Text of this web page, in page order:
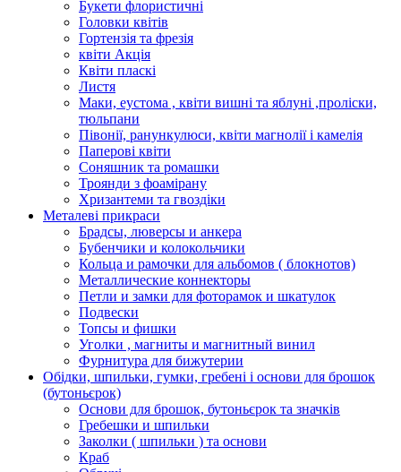
Букети флористичні
Головки квітів
Гортензія та фрезія
квіти Акція
Квіти пласкі
Листя
Маки, еустома , квіти вишні та яблуні ,проліски,
тюльпани
Півонії, ранункулюси, квіти магнолії і камелія
Паперові квіти
Соняшник та ромашки
Троянди з фоамірану
Хризантеми та гвоздіки
Металеві прикраси
Брадсы, люверсы и анкера
Бубенчики и колокольчики
Кольца и рамочки для альбомов ( блокнотов)
Металлические коннекторы
Петли и замки для фоторамок и шкатулок
Подвески
Топсы и фишки
Уголки , магниты и магнитный винил
Фурнитура для бижутерии
Обідки, шпильки, гумки, гребені і основи для брошок
(бутоньєрок)
Основи для брошок, бутоньєрок та значків
Гребешки и шпильки
Заколки ( шпильки ) та основи
Краб